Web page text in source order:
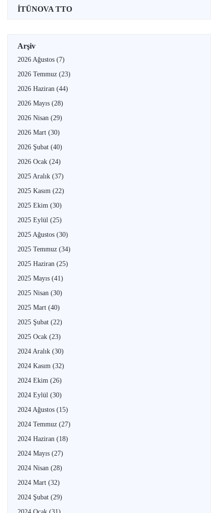
İTÜNOVA TTO
Arşiv
2026 Ağustos (7)
2026 Temmuz (23)
2026 Haziran (44)
2026 Mayıs (28)
2026 Nisan (29)
2026 Mart (30)
2026 Şubat (40)
2026 Ocak (24)
2025 Aralık (37)
2025 Kasım (22)
2025 Ekim (30)
2025 Eylül (25)
2025 Ağustos (30)
2025 Temmuz (34)
2025 Haziran (25)
2025 Mayıs (41)
2025 Nisan (30)
2025 Mart (40)
2025 Şubat (22)
2025 Ocak (23)
2024 Aralık (30)
2024 Kasım (32)
2024 Ekim (26)
2024 Eylül (30)
2024 Ağustos (15)
2024 Temmuz (27)
2024 Haziran (18)
2024 Mayıs (27)
2024 Nisan (28)
2024 Mart (32)
2024 Şubat (29)